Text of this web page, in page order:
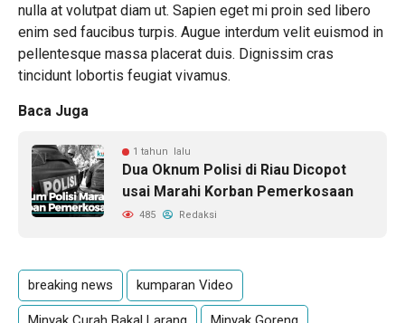
nulla at volutpat diam ut. Sapien eget mi proin sed libero
enim sed faucibus turpis. Augue interdum velit euismod in
pellentesque massa placerat duis. Dignissim cras
tincidunt lobortis feugiat vivamus.
Baca Juga
1 tahun lalu
Dua Oknum Polisi di Riau Dicopot
usai Marahi Korban Pemerkosaan
485 Redaksi
breaking news kumparan Video